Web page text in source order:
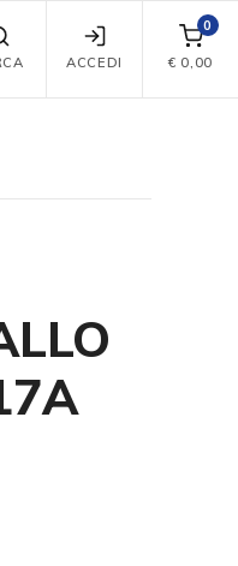
ACCEDI
0
€ 0,00